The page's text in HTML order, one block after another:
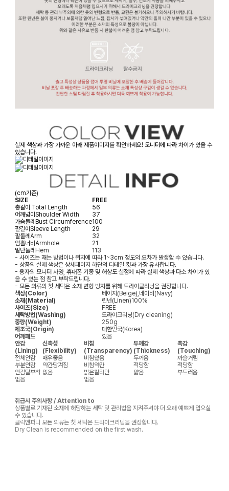
실제 색상과 가장 가까운 아래 제품이미지를 확인하세요! 모니터에 따라 차이가 있을 수
있습니다.
(cm기준)
SIZE
FREE
총길이 Total Length
56
어깨넓이 Shoulder Width
37
가슴둘레 Bust Circumference100
팔길이 Sleeve Length
29
팔둘레 Arm
32
암홀너비 Armhole
21
밑단둘레 Hem
113
- 사이즈는 재는 방법이나 위치에 따라 1~3cm 정도의 오차가 발생할 수 있습니다.
- 상품의 실제 색상은 상세페이지 하단의 디테일 컷과 가장 유사합니다.
- 용자의 모니터 사양, 휴대폰 기종 및 해상도 설정에 따라 실제 색상과 다소 차이가 있
을 수 있는 점 참고 부탁드립니다.
- 모든 의류의 첫 세탁은 소재 변형 방지를 위해 드라이클리닝을 권장합니다.
색상(Color)
베이지(Beige),네이비(Navy)
소재(Material)
린넨(Linen)100%
사이즈(Size)
FREE
세탁방법(Washing)
드라이크리닝(Dry cleaning)
중량(Weight)
250g
제조국(Origin)
대한민국(Korea)
어깨패드
있음
안감
(Lining)
신축성
(Flexibility)
비침
(Transparency)
두께감
(Thickness)
촉감
(Touching)
전체안감
매우좋음 비침있음 두꺼움
까슬거림
부분안감
약간당겨짐 비침약간 적당함
적당함
안감탈부착 없음 밝은칼라만 얇음
부드러움
없음
없음
취급시 주의사항 / Attention to
상품별로 기재된 소재에 해당하는 세탁 및 관리법을 지켜주셔야 더 오래 예쁘게 입으실
수 있습니다.
클릭앤퍼니 모든 의류는 첫 세탁은 드라이크리닝을 권장합니다.
Dry Clean is recommended on the first wash.